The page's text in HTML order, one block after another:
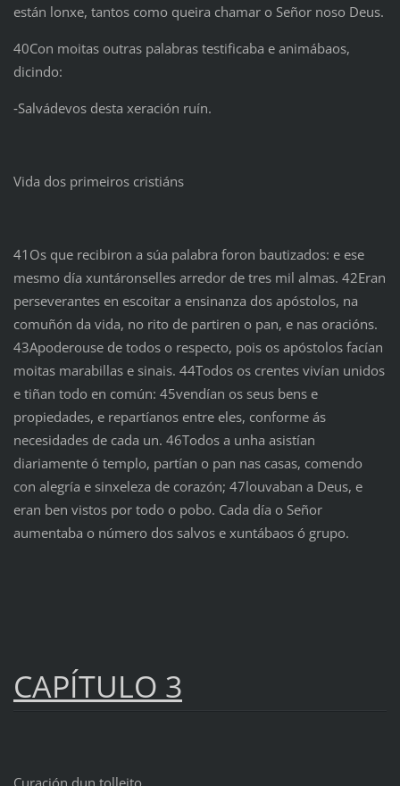
están lonxe, tantos como queira chamar o Señor noso Deus.
40Con moitas outras palabras testificaba e animábaos,
dicindo:
‑Salvádevos desta xeración ruín.
Vida dos primeiros cristiáns
41Os que recibiron a súa palabra foron bautizados: e ese
mesmo día xuntáronselles arredor de tres mil almas. 42Eran
perseverantes en escoitar a ensinanza dos apóstolos, na
comuñón da vida, no rito de partiren o pan, e nas oracións.
43Apoderouse de todos o respecto, pois os apóstolos facían
moitas marabillas e sinais. 44Todos os crentes vivían unidos
e tiñan todo en común: 45vendían os seus bens e
propiedades, e repartíanos entre eles, conforme ás
necesidades de cada un. 46Todos a unha asistían
diariamente ó templo, partían o pan nas casas, comendo
con alegría e sinxeleza de corazón; 47louvaban a Deus, e
eran ben vistos por todo o pobo. Cada día o Señor
aumentaba o número dos salvos e xuntábaos ó grupo.
CAPÍTULO 3